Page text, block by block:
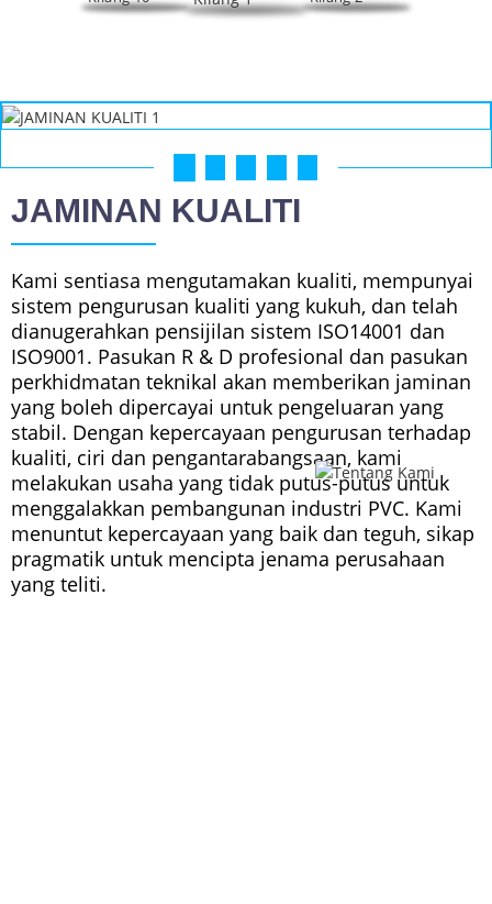
JAMINAN KUALITI
Kami sentiasa mengutamakan kualiti, mempunyai
sistem pengurusan kualiti yang kukuh, dan telah
dianugerahkan pensijilan sistem ISO14001 dan
ISO9001. Pasukan R & D profesional dan pasukan
perkhidmatan teknikal akan memberikan jaminan
yang boleh dipercayai untuk pengeluaran yang
stabil. Dengan kepercayaan pengurusan terhadap
kualiti, ciri dan pengantarabangsaan, kami
melakukan usaha yang tidak putus-putus untuk
menggalakkan pembangunan industri PVC. Kami
menuntut kepercayaan yang baik dan teguh, sikap
pragmatik untuk mencipta jenama perusahaan
yang teliti.